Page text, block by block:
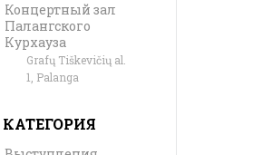
Концертный зал
Палангского
Курхауза
Grafų Tiškevičių al.
1, Palanga
КАТЕГОРИЯ